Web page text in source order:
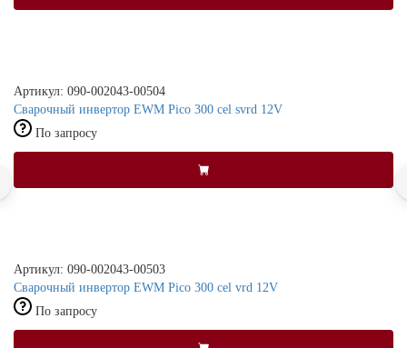
Артикул: 090-002043-00504
Сварочный инвертор EWM Pico 300 cel svrd 12V
По запросу
Артикул: 090-002043-00503
Сварочный инвертор EWM Pico 300 cel vrd 12V
По запросу